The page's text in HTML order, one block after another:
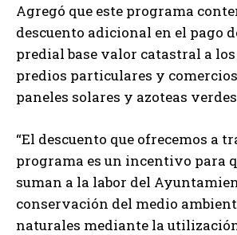
Agregó que este programa
descuento adicional en el pago
predial base valor catastral a
predios particulares y
paneles solares y azoteas
“El descuento que ofrecemos a
programa es un incentivo para
suman a la labor del
conservación del medio
naturales mediante la